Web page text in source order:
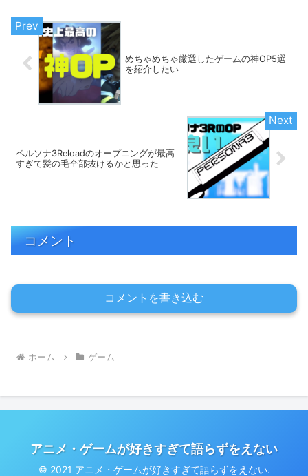
めちゃめちゃ厳選したゲームの神OP5選
を紹介したい
ペルソナ3Reloadのオープニングが最高
すぎて髪の毛全部抜けるかと思った
コメント
コメントを書き込む
ホーム ゲーム
アニメ・ゲームが好きすぎて語らずをえない
© 2021 アニメ・ゲームが好きすぎて語らずをえない.